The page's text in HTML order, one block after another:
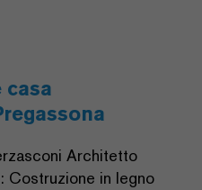
casa
Architetto
Costruzione in legno